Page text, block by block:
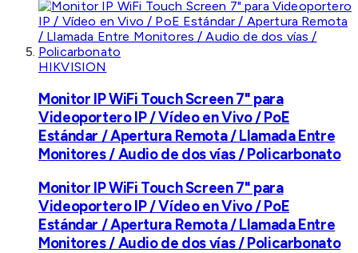
HIKVISION
Monitor IP WiFi Touch Screen 7" para
Videoportero IP / Vídeo en Vivo / PoE
Estándar / Apertura Remota / Llamada Entre
Monitores / Audio de dos vías / Policarbonato
Monitor IP WiFi Touch Screen 7" para
Videoportero IP / Vídeo en Vivo / PoE
Estándar / Apertura Remota / Llamada Entre
Monitores / Audio de dos vías / Policarbonato